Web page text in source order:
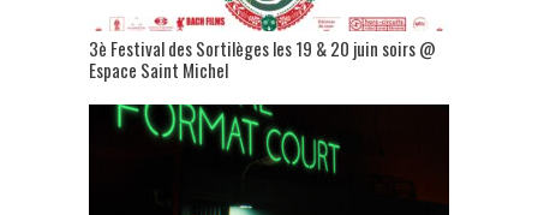
3è Festival des Sortilèges les 19 & 20 juin soirs @
Espace Saint Michel